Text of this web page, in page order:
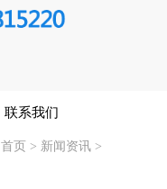
联系我们
首页 > 新闻资讯 >